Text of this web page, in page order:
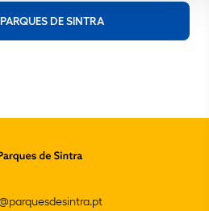
DE SINTRA